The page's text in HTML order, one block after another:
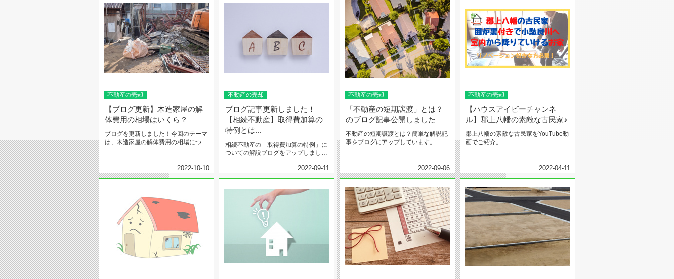
不動産の売却
【ブログ更新】木造家屋の解
体費用の相場はいくら？
ブログを更新しました！今回のテーマ
は、木造家屋の解体費用の相場につい
2022-10-10
不動産の売却
ブログ記事更新しました！
【相続不動産】取得費加算の
特例とは...
相続不動産の「取得費加算の特例」に
ついての解説ブログをアップしまし
2022-09-11
不動産の売却
「不動産の短期譲渡」とは？
のブログ記事公開しました
不動産の短期譲渡とは？簡単な解説記
事をブログにアップしています。
2022-09-06
不動産の売却
【ハウスアイビーチャンネ
ル】郡上八幡の素敵な古民家♪
郡上八幡の素敵な古民家をYouTube動
画でご紹介。
2022-04-11